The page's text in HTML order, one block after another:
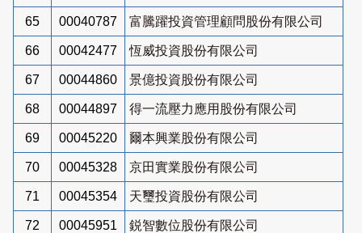
65 00040787 富騰躍投資管理顧問股份有限公司
66 00042477 恆威投資股份有限公司
67 00044860 景億投資股份有限公司
68 00044897 得一流壓力應用股份有限公司
69 00045220 爾本興業股份有限公司
70 00045328 京田實業股份有限公司
71 00045354 天璽投資股份有限公司
72 00045951 鋭智數位股份有限公司